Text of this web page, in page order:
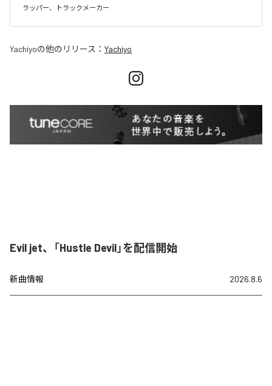
Yachiyoの他のリリース： Yachiyo
Evil jet、「Hustle Devil」を配信開始
新曲情報 2026.8.6